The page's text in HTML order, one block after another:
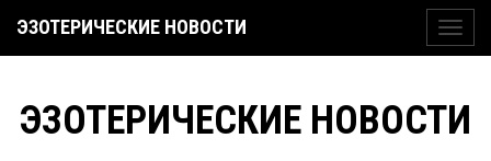
ЭЗОТЕРИЧЕСКИЕ НОВОСТИ
ЭЗОТЕРИЧЕСКИЕ НОВОСТИ